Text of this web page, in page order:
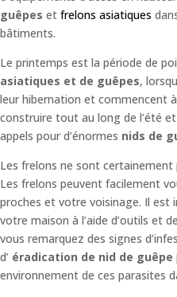
guêpes et frelons asiatiques
bâtiments.
Le printemps est la période de
asiatiques et de guêpes,
leur hibernation et commencent
construire tout au long de l’été
appels pour d’énormes nids de
Les frelons ne sont certainement
Les frelons peuvent facilement
proches et votre voisinage. Il est
votre maison à l’aide d’outils et
vous remarquez des signes
d’ éradication de nid de guêpe
environnement de ces parasites